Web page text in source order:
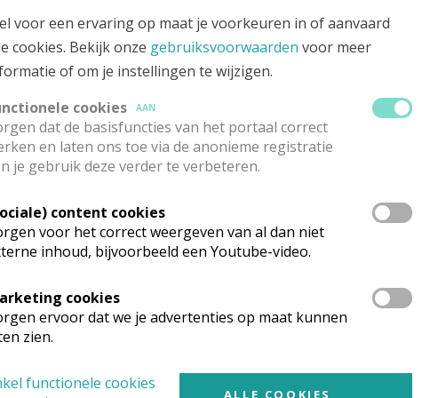
Lanceringsavond boek
voor een ervaring op maat je voorkeuren in of aanvaard
cookies. Bekijk onze gebruiksvoorwaarden voor meer
of om je instellingen te wijzigen.
cookies
AAN
dat de basisfuncties van het portaal correct
en laten ons toe via de anonieme registratie
je gebruik deze verder te verbeteren.
content cookies
voor het correct weergeven van al dan niet
inhoud, bijvoorbeeld een Youtube-video.
cookies
ervoor dat we je advertenties op maat kunnen
zien.
functionele cookies
ALLE COOKIES